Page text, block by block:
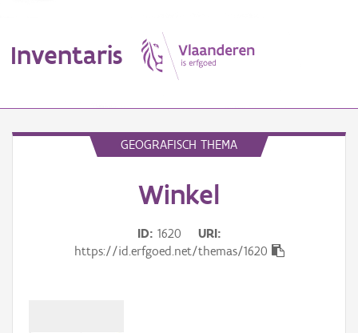
Inventaris
GEOGRAFISCH THEMA
Winkel
ID 1620
URI
https://id.erfgoed.net/themas/1620